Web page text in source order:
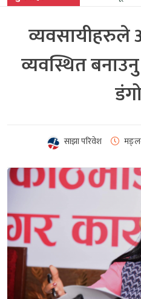
व्यवसायीहरुले
व्यवस्थित
साझा परिवेश